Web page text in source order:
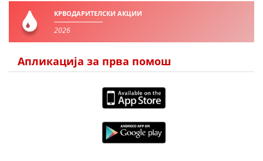
КРВОДАРИТЕЛСКИ АКЦИИ
2026
Апликација за прва помош